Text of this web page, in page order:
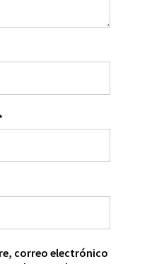
correo electrónico